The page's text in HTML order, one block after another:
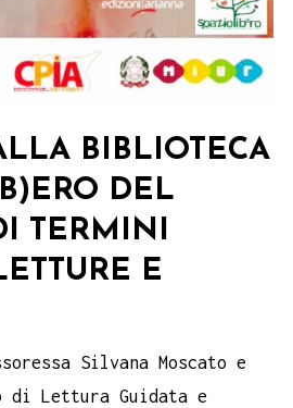
BIBLIOTECA
DEL
TERMINI
E
Silvana Moscato e
di Lettura Guidata e